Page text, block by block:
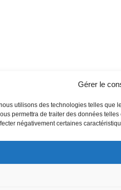
Gérer le
utilisons des technologies telles
permettra de traiter des données
négativement certaines